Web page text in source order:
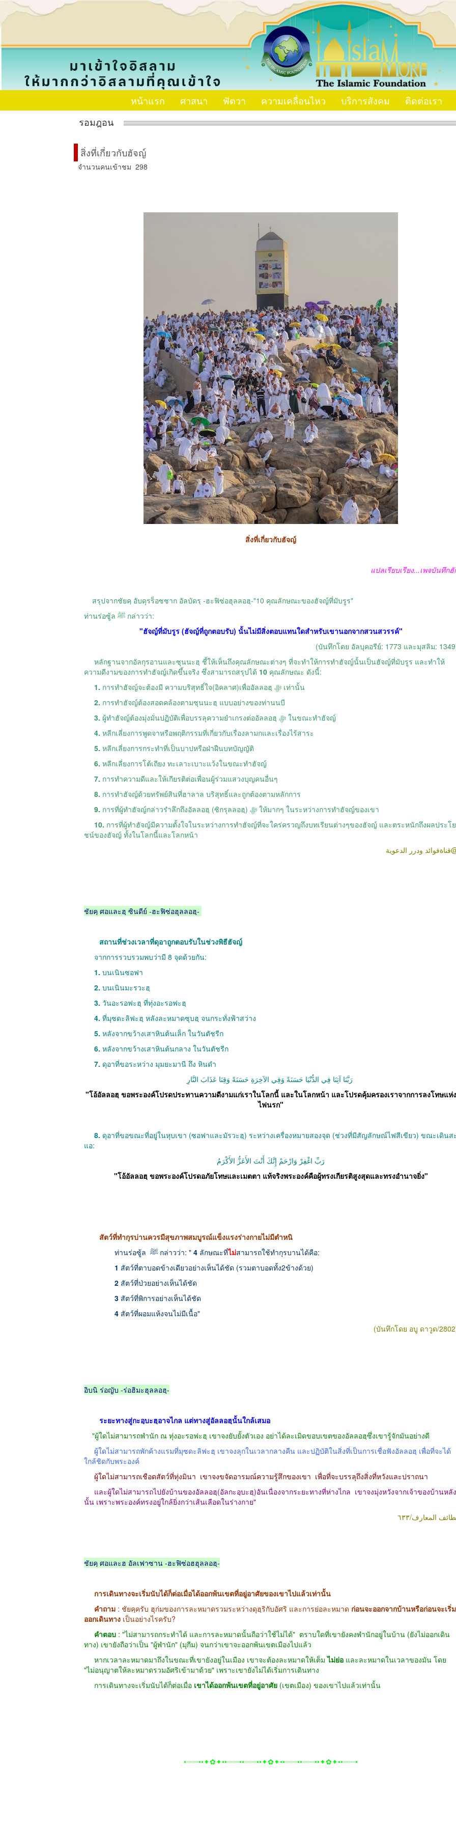
หน้าแรก ศาสนา ฟัตวา ความเคลื่อนไหว บริการสังคม
ติดต่อเรา
รอมฎอน
สิ่งที่เกี่ยวกับฮัจญ์
จำนวนคนเข้าชม 298
สิ่งที่เกี่ยวกับฮัจญ์
แปลเรียบเรียง...เพจบันทึกฮั
สรุปจากชัยคฺ อับดุรร็อซซาก อัลบัดรฺ -ฮะฟิซ่อฮุลลอฮฺ-"10 คุณลักษณะของฮัจญ์ที่มับรูร"
ท่านร่อซู้ล ﷺ กล่าวว่า:
"ฮัจญ์ที่มับรูร (ฮัจญ์ที่ถูกตอบรับ) นั้นไม่มีสิ่งตอบแทนใดสำหรับเขานอกจากสวนสวรรค์"
(บันทึกโดย อัลบุคอรีย์: 1773 และมุสลิม:
หลักฐานจากอัลกุรอานและซุนนะฮฺ ชี้ให้เห็นถึงคุณลักษณะต่างๆ ที่จะทำให้การทำฮัจญ์นั้นเป็นฮัจญ์ที่มับรูร และทำให้
ความดีงามของการทำฮัจญ์เกิดขึ้นจริง ซึ่งสามารถสรุปได้ 10 คุณลักษณะ ดังนี้:
1.
การทำฮัจญ์จะต้องมี ความบริสุทธิ์ใจ(อิคลาศ)เพื่ออัลลอฮฺ ﷻ เท่านั้น
2. การทำฮัจญ์ต้องสอดคล้องตามซุนนะฮฺ แบบอย่างของท่านนบี
3.
ผู้ทำฮัจญ์ต้องมุ่งมั่นปฏิบัติเพื่อบรรลุความยำเกรงต่ออัลลอฮฺ ﷻ ในขณะทำฮัจญ์
4. หลีกเลี่ยงการพูดจาหรือพฤติกรรมที่เกี่ยวกับเรื่องลามกและเรื่องไร้สาระ
5. หลีกเลี่ยงการกระทำที่เป็นบาปหรือฝ่าฝืนบทบัญญัติ
6. หลีกเลี่ยงการโต้เถียง ทะเลาะเบาะแว้งในขณะทำฮัจญ์
7. การทำความดีและให้เกียรติต่อเพื่อนผู้ร่วมแสวงบุญคนอื่นๆ
8. การทำฮัจญ์ด้วยทรัพย์สินที่ฮาลาล บริสุทธิ์และถูกต้องตามหลักการ
9.
การที่ผู้ทำฮัจญ์กล่าวรำลึกถึงอัลลอฮฺ (ซิกรุลลอฮฺ) ﷻ ให้มากๆ ในระหว่างการทำฮัจญ์ของเขา
10. การที่ผู้ทำฮัจญ์มีความตั้งใจในระหว่างการทำฮัจญ์ที่จะใคร่ครวญถึงบทเรียนต่างๆของฮัจญ์ และตระหนักถึงผลประโย
ชน์ของฮัจญ์ ทั้งในโลกนี้และโลกหน้า
ودرر الدعوية
ชัยคฺ ศอและฮฺ ซินดีย์ -ฮะฟิซ่อฮุลลอฮฺ-
สถานที่ช่วงเวลาที่ดุอาถูกตอบรับในช่วงพิธีฮัจญ์
จากการรวบรวมพบว่ามี 8 จุดด้วยกัน:
1. บนเนินซอฟา
2. บนเนินมะรวะฮฺ
3. วันอะรอฟะฮฺ ที่ทุ่งอะรอฟะฮฺ
4. ที่มุซดะลิฟะฮฺ หลังละหมาดซุบฮฺ จนกระทั่งฟ้าสว่าง
5. หลังจากขว้างเสาหินต้นเล็ก ในวันตัชรีก
6. หลังจากขว้างเสาหินต้นกลาง ในวันตัชรีก
7. ดุอาที่ขอระหว่าง มุมยะมานี ถึง หินดำ
رَبَّنَا آتِنَا فِي الدُّنْيَا حَسَنَةً وَفِي الآخِرَةِ حَسَنَةً وَقِنَا عَذَابَ النَّارِ
"โอ้อัลลอฮฺ ขอพระองค์โปรดประทานความดีงามแก่เราในโลกนี้ และในโลกหน้า และโปรดคุ้มครองเราจากการลงโทษแห่ง
ไฟนรก"
8. ดุอาที่ขอขณะที่อยู่ในหุบเขา (ซอฟาและมัรวะฮฺ) ระหว่างเครื่องหมายสองจุด (ช่วงที่มีสัญลักษณ์ไฟสีเขียว) ขณะเดินส
แอ:
رَبِّ اغْفِرْ وَارْحَمْ إِنَّكَ أَنْتَ الأَعَزُّ الأَكْرَمُ
"โอ้อัลลอฮฺ ขอพระองค์โปรดอภัยโทษและเมตตา แท้จริงพระองค์คือผู้ทรงเกียรติสูงสุดและทรงอำนาจยิ่ง"
สัตว์ที่ทำกุรบ่านควรมีสุขภาพสมบูรณ์แข็งแรงร่างกายไม่มีตำหนิ
ท่านร่อซู้ล
ﷺ กล่าวว่า: " 4 ลักษณะที่ไม่สามารถใช้ทำกุรบานได้คือ:
1 สัตว์ที่ตาบอดข้างเดียวอย่างเห็นได้ชัด (รวมตาบอดทั้ง2ข้างด้วย)
2 สัตว์ที่ป่วยอย่างเห็นได้ชัด
3 สัตว์ที่พิการอย่างเห็นได้ชัด
4 สัตว์ที่ผอมแห้งจนไม่มีเนื้อ"
(บันทึกโดย อบู ดาวูด/
อิบนิ ร่อญับ -ร่อฮิมะฮุลลอฮฺ-
ระยะทางสู่กะอฺบะฮฺอาจไกล แต่ทางสู่อัลลอฮฺนั้นใกล้เสมอ
"ผู้ใดไม่สามารถพำนัก ณ ทุ่งอะรอฟะฮฺ เขาจงยับยั้งตัวเอง อย่าได้ละเมิดขอบเขตของอัลลอฮฺซึ่งเขารู้จักมันอย่างดี
ผู้ใดไม่สามารถพักค้างแรมที่มุซดะลิฟะฮฺ เขาจงลุกในเวลากลางคืน และปฏิบัติในสิ่งที่เป็นการเชื่อฟังอัลลอฮฺ เพื่อที่จะได้
ใกล้ชิดกับพระองค์
ผู้ใดไม่สามารถเชือดสัตว์ที่ทุ่งมินา เขาจงขจัดอารมณ์ความรู้สึกของเขา เพื่อที่จะบรรลุถึงสิ่งที่หวังและปราถนา
และผู้ใดไม่สามารถไปยังบ้านของอัลลอฮฺ(อัลกะอฺบะฮฺ)อันเนื่องจากระยะทางที่ห่างไกล เขาจงมุ่งหวังจากเจ้าของบ้านหลัง
นั้น เพราะพระองค์ทรงอยู่ใกล้ยิ่งกว่าเส้นเลือดในร่างกาย"
المعارف/٦٣٣
ชัยคฺ ศอและฮ อัลเฟาซาน -ฮะฟิซ่อฮฮุลลอฮฺ-
การเดินทางจะเริ่มนับได้ก็ต่อเมื่อได้ออกพ้นเขตที่อยู่อาศัยของเขาไปแล้วเท่านั้น
คำถาม : ชัยคฺครับ ฮุก่มของการละหมาดรวมระหว่างดุฮฺริกับอัศริ และการย่อละหมาด ก่อนจะออกจากบ้านหรือก่อนจะเริ่ม
ออกเดินทาง เป็นอย่างไรครับ?
คำตอบ : "ไม่สามารถกระทำได้ และการละหมาดนั้นถือว่าใช้ไม่ได้" ตราบใดที่เขายังคงพำนักอยู่ในบ้าน (ยังไม่ออกเดิน
ทาง) เขายังถือว่าเป็น "ผู้พำนัก" (มุกีม) จนกว่าเขาจะออกพ้นเขตเมืองไปแล้ว
หากเวลาละหมาดมาถึงในขณะที่เขายังอยู่ในเมือง เขาจะต้องละหมาดให้เต็มไม่ย่อ และละหมาดในเวลาของมัน โดย
"ไม่อนุญาตให้ละหมาดรวมอัศริเข้ามาด้วย" เพราะเขายังไม่ได้เริ่มการเดินทาง
การเดินทางจะเริ่มนับได้ก็ต่อเมื่อ เขาได้ออกพ้นเขตที่อยู่อาศัย (เขตเมือง) ของเขาไปแล้วเท่านั้น
•┈┈┈••✦✿✦••┈┈┈••┈┈┈••✦✿✦••┈┈┈••┈┈┈••✦✿✦••┈┈┈•